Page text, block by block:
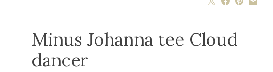
Minus Johanna tee Cloud
dancer